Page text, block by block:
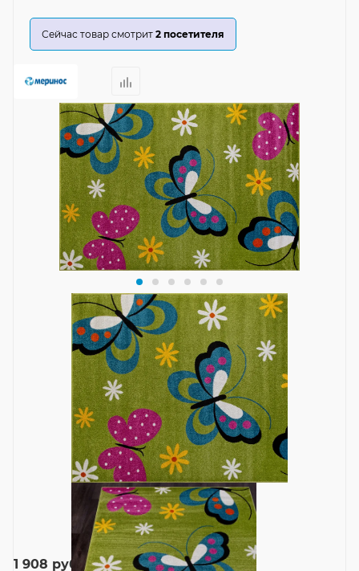
Сейчас товар смотрит 2 посетителя
1 908 руб.